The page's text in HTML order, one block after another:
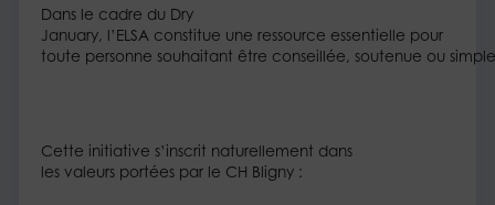
Dans le cadre du Dry
January, l’ELSA constitue une ressource essentielle pour
toute personne souhaitant être conseillée, soutenue ou
Cette initiative s’inscrit naturellement dans
les valeurs portées par le CH Bligny :​